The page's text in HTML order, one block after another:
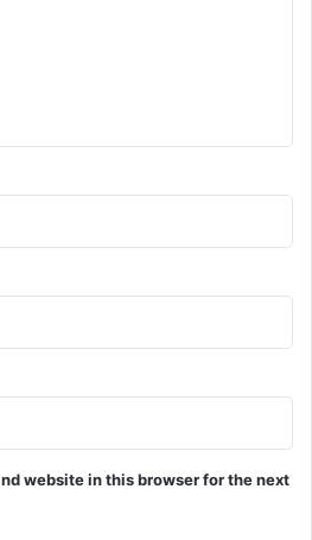
website in this browser for the next